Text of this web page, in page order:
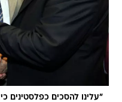
"עלינו להסכים כפלסטינים